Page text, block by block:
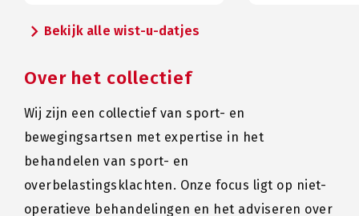
chevron_rightBekijk alle wist-u-datjes
Over het collectief
Wij zijn een collectief van sport- en
bewegingsartsen met expertise in het
behandelen van sport- en
overbelastingsklachten. Onze focus ligt op niet-
operatieve behandelingen en het adviseren over